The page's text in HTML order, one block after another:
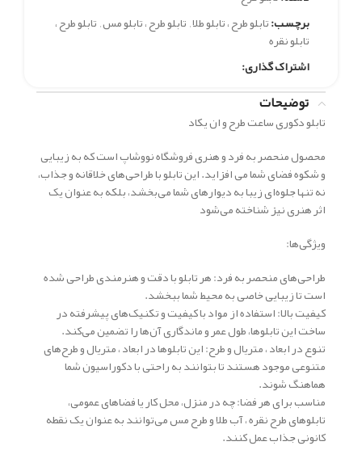
برچسب:تابلو طرح ، تابلو طلا,تابلو طرح ، تابلو مس,تابلو طرح ،
تابلو نقره
اشتراک گذاری:
توضیحات
تابلو دکوری ساعت طرح و ان یکاد
محصول منحصر به فرد و هنری فروشگاه نووشاپ است که به زیبایی
و شکوه فضای شما می افزاید. این تابلو با طراحی‌های خلاقانه و جذاب،
نه تنها جلوه‌ای زیبا به دیوارهای شما می‌بخشد، بلکه به عنوان یک
اثر هنری نیز شناخته می‌شود
ویژگی‌ها:
طراحی‌های منحصر به فرد: هر تابلو با دقت و هنرمندی طراحی شده
است تا زیبایی خاصی به محیط شما ببخشد.
کیفیت بالا: استفاده از مواد با کیفیت و تکنیک‌های پیشرفته در
ساخت این تابلوها، طول عمر و ماندگاری آن‌ها را تضمین می‌کند.
تنوع در ابعاد ، متریال و طرح: این تابلوها در ابعاد ، متریال و طرح‌های
متنوعی موجود هستند تا بتوانند به راحتی با دکوراسیون شما
هماهنگ شوند.
مناسب برای هر فضا: چه در منزل، محل کار یا فضاهای عمومی،
تابلوهای طرح نقره ، آب طلا و طرح مس می‌توانند به عنوان یک نقطه
کانونی جذاب عمل کنند.